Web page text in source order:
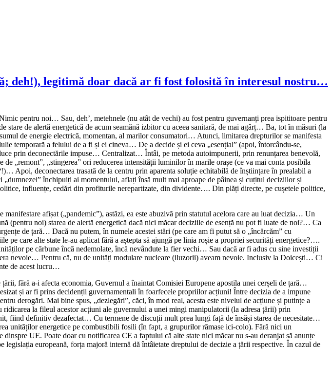
deh!), legitimă doar dacă ar fi fost folosită în interesul nostru…
pentru noi… Sau, deh’, metehnele (nu atât de vechi) au fost pentru guvernanți prea ispititoare pentru
de alertă energetică de acum seamănă izbitor cu aceea sanitară, de mai agârț… Ba, tot în măsuri (la
de energie electrică, momentan, al marilor consumatori… Atunci, limitarea drepturilor se manifesta
temporară a felului de a fi și ei cineva… De a decide și ei ceva „esențial” (apoi, întorcându-se,
prin deconectările impuse… Centralizat… Întâi, pe metoda autoimpunerii, prin renunțarea benevolă,
„remont”, „stingerea” ori reducerea intensității luminilor în marile orașe (ce va mai conta posibila
Apoi, deconectarea trasată de la centru prin aparenta soluție echitabilă de înștiințare în prealabil a
închipuiți ai momentului, aflați însă mult mai aproape de pâinea și cuțitul deciziilor și
influențe, cedări din profiturile nerepartizate, din dividente…. Din plăți directe, pe cușetele politice,
afișat („pandemic”), astăzi, ea este abuzivă prin statutul acelora care au luat decizia… Un
noi) starea de alertă energetică dacă nici măcar deciziile de esență nu pot fi luate de noi?… Ca
de țară… Dacă nu putem, în numele acestei stări (pe care am fi putut să o „încărcăm” cu
care alte state le-au aplicat fără a aștepta să ajungă pe linia roșie a propriei securități energetice?….
pe cărbune încă nedemolate, încă nevândute la fier vechi… Sau dacă ar fi adus cu sine investiții
nevoie… Pentru că, nu de unități modulare nucleare (iluzorii) aveam nevoie. Inclusiv la Doicești… Ci
de acest lucru…
fără a-i afecta economia, Guvernul a înaintat Comisiei Europene apostila unei cerșeli de țară…
și ar fi prins decidenții guvernamentali în foarfecele propriilor acțiuni! Între decizia de a impune
derogări. Mai bine spus, „dezlegări”, căci, în mod real, acesta este nivelul de acțiune și putințe a
la fileul acestor acțiuni ale guvernului a unei mingi manipulatorii (la adresa țării) prin
fiind definitiv dezafectat… Cu termene de discuții mult prea lungi față de însăși starea de necesitate…
unităților energetice pe combustibili fosili (în fapt, a grupurilor rămase ici-colo). Fără nici un
UE. Poate doar cu notificarea CE a faptului că alte state nici măcar nu s-au deranjat să anunțe
europeană, forța majoră internă dă întâietate dreptului de decizie a țării respective. În cazul de